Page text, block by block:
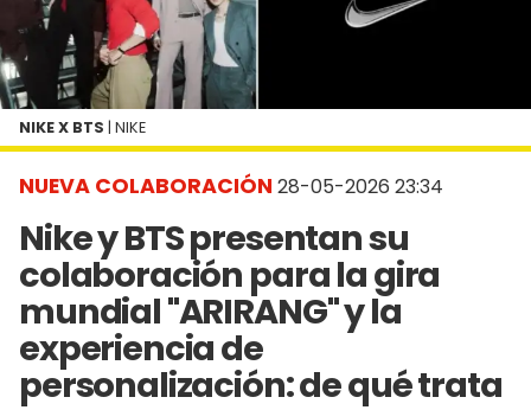
NUEVA COLABORACIÓN 28-05-2026 23:34
Nike y BTS presentan su
colaboración para la gira
mundial "ARIRANG" y la
experiencia de
personalización: de qué trata
NIKE X BTS | NIKE